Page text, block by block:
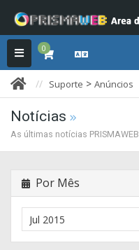
0
Suporte > Anúncios
Notícias
As últimas notícias PRISMAWEB
Por Mês